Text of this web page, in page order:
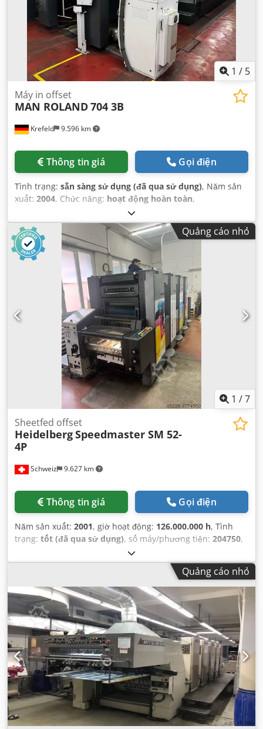
1 / 5
Krefeld 9.596 km
Máy in offset
MAN ROLAND704 3B
Thông tin giá Gọi điện
Tình trạng: sẵn sàng sử dụng (đã qua sử dụng), Năm sản
xuất: 2004, Chức năng: hoạt động hoàn toàn,
Quảng cáo nhỏ
1 /7
Schweiz 9.627 km
Sheetfed offset
HeidelbergSpeedmaster SM 52-
4P
Thông tin giá Gọi điện
Năm sản xuất: 2001, giờ hoạt động: 126.000.000 h, Tình
trạng: tốt (đã qua sử dụng), số máy/phương tiện: 204750,
Quảng cáo nhỏ